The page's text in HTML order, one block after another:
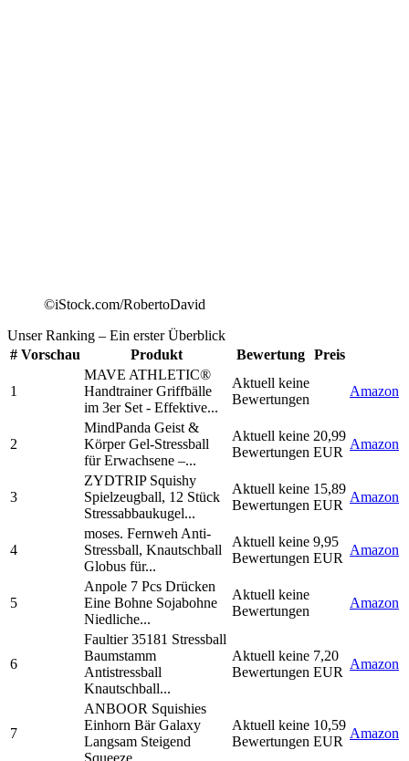
©iStock.com/RobertoDavid
Unser Ranking – Ein erster Überblick
# Vorschau Produkt Bewertung Preis
1
MAVE ATHLETIC®
Handtrainer Griffbälle
im 3er Set - Effektive...
Aktuell keine
Bewertungen
Amazon
2
MindPanda Geist &
Körper Gel-Stressball
für Erwachsene –...
Aktuell keine
Bewertungen
20,99
EUR
Amazon
3
ZYDTRIP Squishy
Spielzeugball, 12 Stück
Stressabbaukugel...
Aktuell keine
Bewertungen
15,89
EUR
Amazon
4
moses. Fernweh Anti-
Stressball, Knautschball
Globus für...
Aktuell keine
Bewertungen
9,95
EUR
Amazon
5
Anpole 7 Pcs Drücken
Eine Bohne Sojabohne
Niedliche...
Aktuell keine
Bewertungen
Amazon
6
Faultier 35181 Stressball
Baumstamm
Antistressball
Knautschball...
Aktuell keine
Bewertungen
7,20
EUR
Amazon
7
ANBOOR Squishies
Einhorn Bär Galaxy
Langsam Steigend
Aktuell keine
Bewertungen
10,59
EUR
Amazon